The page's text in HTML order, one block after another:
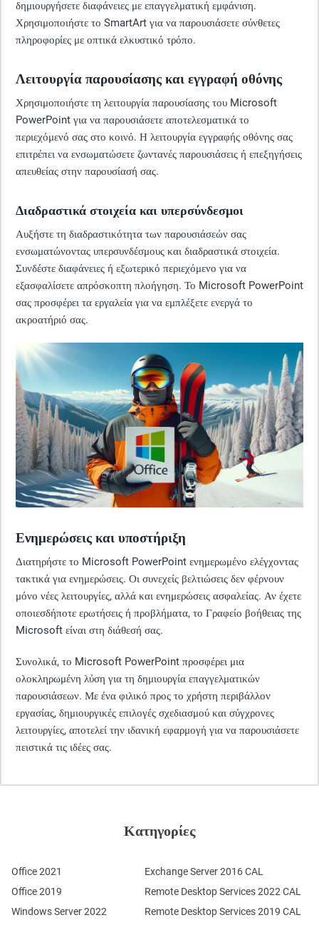
δημιουργήσετε διαφάνειες με επαγγελματική εμφάνιση.
Χρησιμοποιήστε το SmartArt για να παρουσιάσετε σύνθετες
πληροφορίες με οπτικά ελκυστικό τρόπο.
Λειτουργία παρουσίασης και εγγραφή οθόνης
Χρησιμοποιήστε τη λειτουργία παρουσίασης του Microsoft
PowerPoint για να παρουσιάσετε αποτελεσματικά το
περιεχόμενό σας στο κοινό. Η λειτουργία εγγραφής οθόνης σας
επιτρέπει να ενσωματώσετε ζωντανές παρουσιάσεις ή επεξηγήσεις
απευθείας στην παρουσίασή σας.
Διαδραστικά στοιχεία και υπερσύνδεσμοι
Αυξήστε τη διαδραστικότητα των παρουσιάσεών σας
ενσωματώνοντας υπερσυνδέσμους και διαδραστικά στοιχεία.
Συνδέστε διαφάνειες ή εξωτερικό περιεχόμενο για να
εξασφαλίσετε απρόσκοπτη πλοήγηση. Το Microsoft PowerPoint
σας προσφέρει τα εργαλεία για να εμπλέξετε ενεργά το
ακροατήριό σας.
Ενημερώσεις και υποστήριξη
Διατηρήστε το Microsoft PowerPoint ενημερωμένο ελέγχοντας
τακτικά για ενημερώσεις. Οι συνεχείς βελτιώσεις δεν φέρνουν
μόνο νέες λειτουργίες, αλλά και ενημερώσεις ασφαλείας. Αν έχετε
οποιεσδήποτε ερωτήσεις ή προβλήματα, το Γραφείο βοήθειας της
Microsoft είναι στη διάθεσή σας.
Συνολικά, το Microsoft PowerPoint προσφέρει μια
ολοκληρωμένη λύση για τη δημιουργία επαγγελματικών
παρουσιάσεων. Με ένα φιλικό προς το χρήστη περιβάλλον
εργασίας, δημιουργικές επιλογές σχεδιασμού και σύγχρονες
λειτουργίες, αποτελεί την ιδανική εφαρμογή για να παρουσιάσετε
πειστικά τις ιδέες σας.
Κατηγορίες
Office 2021
Office 2019
Windows Server 2022
Remote Desktop Services 2022 CAL
Remote Desktop Services 2019 CAL
Exchange Server 2016 CAL